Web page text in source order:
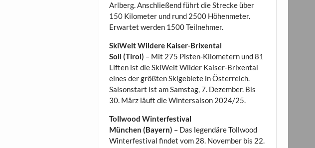
Arlberg. Anschließend führt die Strecke über
150 Kilometer und rund 2500 Höhenmeter.
Erwartet werden 1500 Teilnehmer.
SkiWelt Wildere Kaiser-Brixental
Soll (Tirol) – Mit 275 Pisten-Kilometern und 81
Liften ist die SkiWelt Wilder Kaiser-Brixental
eines der größten Skigebiete in Österreich.
Saisonstart ist am Samstag, 7. Dezember. Bis
30. März läuft die Wintersaison 2024/25.
Tollwood Winterfestival
München (Bayern) – Das legendäre Tollwood
Winterfestival findet vom 28. November bis 22.